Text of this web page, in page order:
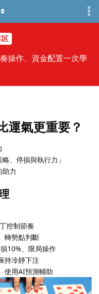
操作、資金配置一次學
運氣更重要？
、停損與執行力」
力
控制節奏
轉勢點判斷
10%、限局操作
持冷靜下注
使用AI預測輔助